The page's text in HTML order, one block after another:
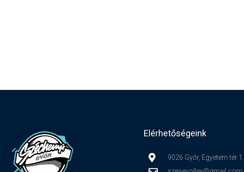
Elérhetőségeink
9026 Győr, Egyetem tér 1.